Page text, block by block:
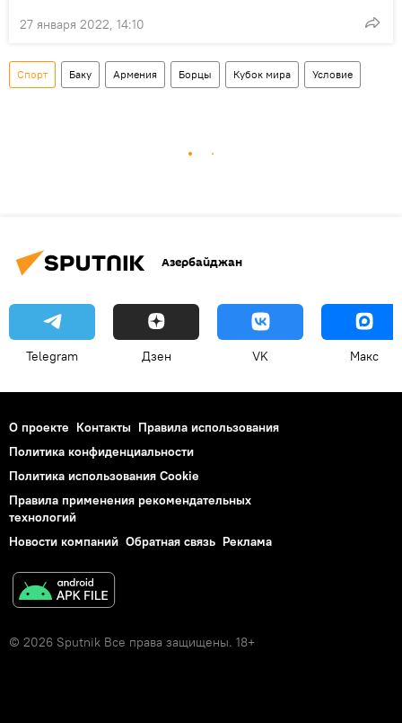
27 января 2022, 14:10
Спорт Баку Армения Борцы Кубок мира Условие
Азербайджан
Telegram Дзен VK Макс
О проекте Контакты Правила использования
Политика конфиденциальности
Политика использования Cookie
Правила применения рекомендательных
технологий
Новости компаний Обратная связь Реклама
© 2026 Sputnik Все права защищены. 18+